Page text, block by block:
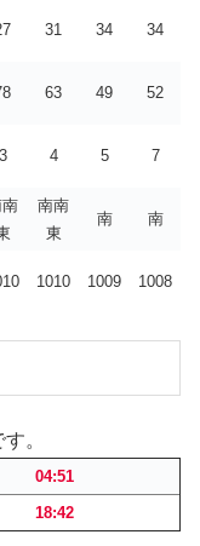
31 34 34
63 49 52
3 4 5 7
南南
東
南 南
1010 1009 1008
。
04:51
18:42